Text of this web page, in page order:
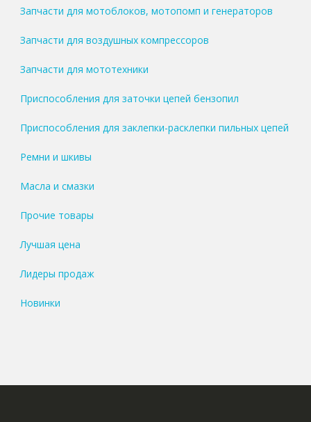
Запчасти для мотоблоков, мотопомп и генераторов
Запчасти для воздушных компрессоров
Запчасти для мототехники
Приспособления для заточки цепей бензопил
Приспособления для заклепки-расклепки пильных цепей
Ремни и шкивы
Масла и смазки
Прочие товары
Лучшая цена
Лидеры продаж
Новинки